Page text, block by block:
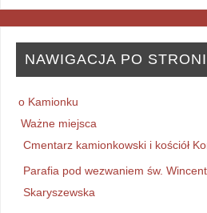
NAWIGACJA PO
o Kamionku
Ważne miejsca
Cmentarz kamionkowski i kościół
Parafia pod wezwaniem św.
Skaryszewska